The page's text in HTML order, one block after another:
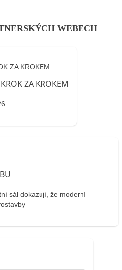
WEBECH
ZA KROKEM
sál dokazují, že moderní